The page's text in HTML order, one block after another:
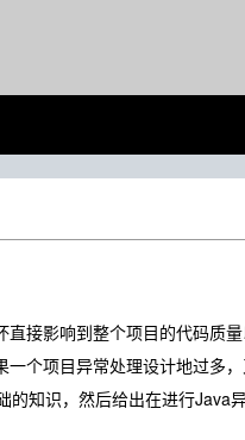
接影响到整个项目的代码质
个项目异常处理设计地过多
知识，然后给出在进行Java